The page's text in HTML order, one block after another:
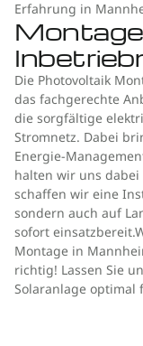
Erfahrung in
Die Photovoltaik
das fachgerechte
die sorgfältige
Stromnetz. Dabei
Energie-
halten wir uns
schaffen wir eine
sondern auch auf
sofort
Montage in
richtig! Lassen Sie
Solaranlage optimal